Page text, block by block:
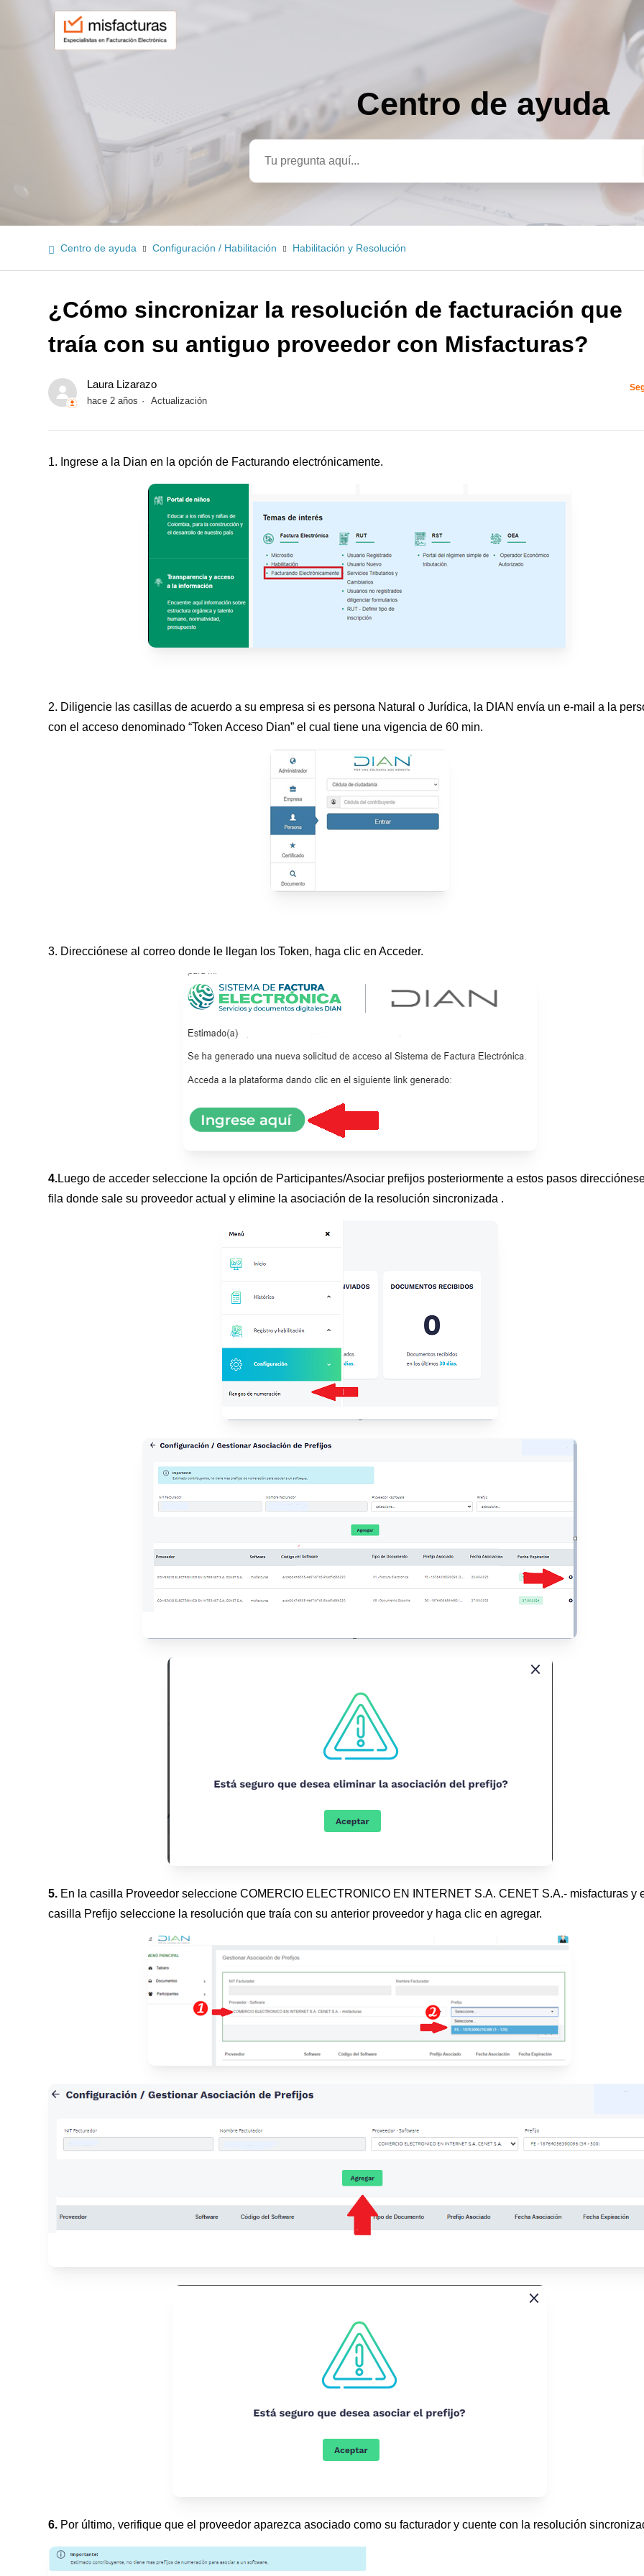
Centro de ayuda
Centro de ayuda Configuración / Habilitación Habilitación y Resolución
¿Cómo sincronizar la resolución de facturación que
traía con su antiguo proveedor con Misfacturas?
Laura Lizarazo
hace 2 años Actualización
1. Ingrese a la Dian en la opción de Facturando electrónicamente.
2. Diligencie las casillas de acuerdo a su empresa si es persona Natural o Jurídica, la DIAN envía un e-mail a la
con el acceso denominado “Token Acceso Dian” el cual tiene una vigencia de 60 min.
3. Direcciónese al correo donde le llegan los Token, haga clic en Acceder.
4.Luego de acceder seleccione la opción de Participantes/Asociar prefijos posteriormente a estos pasos
fila donde sale su proveedor actual y elimine la asociación de la resolución sincronizada .
5. En la casilla Proveedor seleccione COMERCIO ELECTRONICO EN INTERNET S.A. CENET S.A.- misfacturas y
casilla Prefijo seleccione la resolución que traía con su anterior proveedor y haga clic en agregar.
6. Por último, verifique que el proveedor aparezca asociado como su facturador y cuente con la resolución